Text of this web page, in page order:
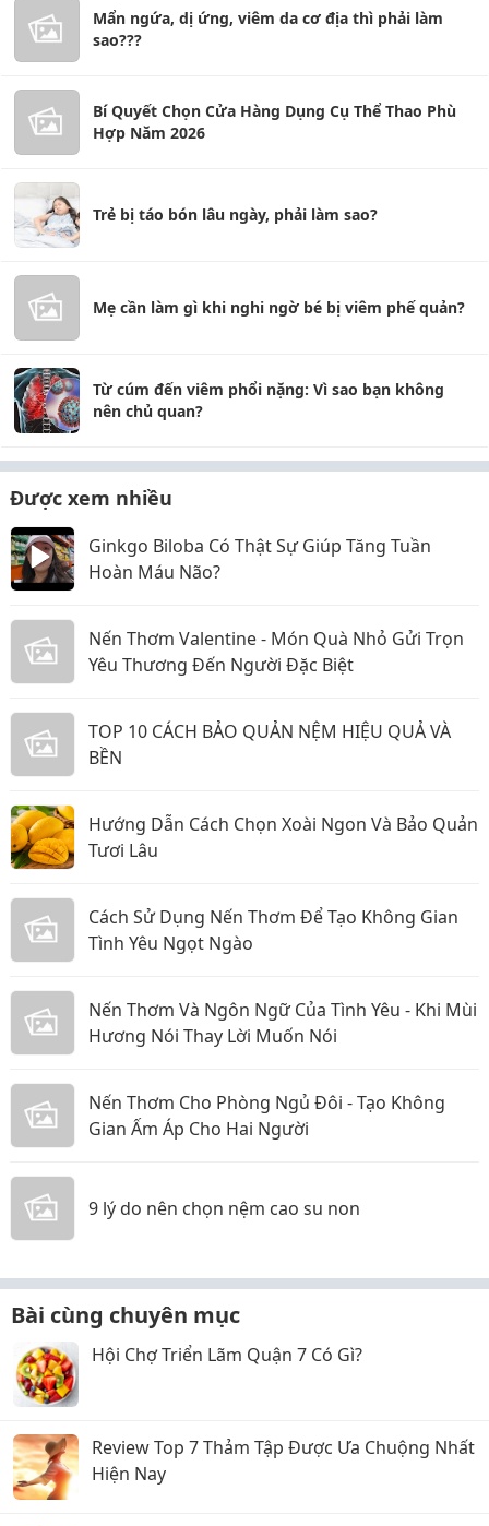
Mẩn ngứa, dị ứng, viêm da cơ địa thì phải làm
sao???
Bí Quyết Chọn Cửa Hàng Dụng Cụ Thể Thao Phù
Hợp Năm 2026
Trẻ bị táo bón lâu ngày, phải làm sao?
Mẹ cần làm gì khi nghi ngờ bé bị viêm phế quản?
Từ cúm đến viêm phổi nặng: Vì sao bạn không
nên chủ quan?
Được xem nhiều
Ginkgo Biloba Có Thật Sự Giúp Tăng Tuần
Hoàn Máu Não?
Nến Thơm Valentine - Món Quà Nhỏ Gửi Trọn
Yêu Thương Đến Người Đặc Biệt
TOP 10 CÁCH BẢO QUẢN NỆM HIỆU QUẢ VÀ
BỀN
Hướng Dẫn Cách Chọn Xoài Ngon Và Bảo Quản
Tươi Lâu
Cách Sử Dụng Nến Thơm Để Tạo Không Gian
Tình Yêu Ngọt Ngào
Nến Thơm Và Ngôn Ngữ Của Tình Yêu - Khi Mùi
Hương Nói Thay Lời Muốn Nói
Nến Thơm Cho Phòng Ngủ Đôi - Tạo Không
Gian Ấm Áp Cho Hai Người
9 lý do nên chọn nệm cao su non
Bài cùng chuyên mục
Hội Chợ Triển Lãm Quận 7 Có Gì?
Review Top 7 Thảm Tập Được Ưa Chuộng Nhất
Hiện Nay